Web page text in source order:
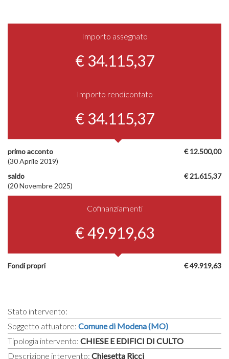
Importo assegnato
€ 34.115,37
Importo rendicontato
€ 34.115,37
€ 12.500,00
primo acconto
(30 Aprile 2019)
€ 21.615,37
saldo
(20 Novembre 2025)
Cofinanziamenti
€ 49.919,63
€ 49.919,63
Fondi propri
Stato intervento:
Soggetto attuatore: Comune di Modena (MO)
Tipologia intervento: CHIESE E EDIFICI DI CULTO
Descrizione intervento: Chiesetta Ricci